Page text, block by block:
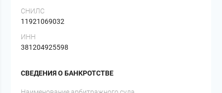
СНИЛС
11921069032
ИНН
381204925598
СВЕДЕНИЯ О БАНКРОТСТВЕ